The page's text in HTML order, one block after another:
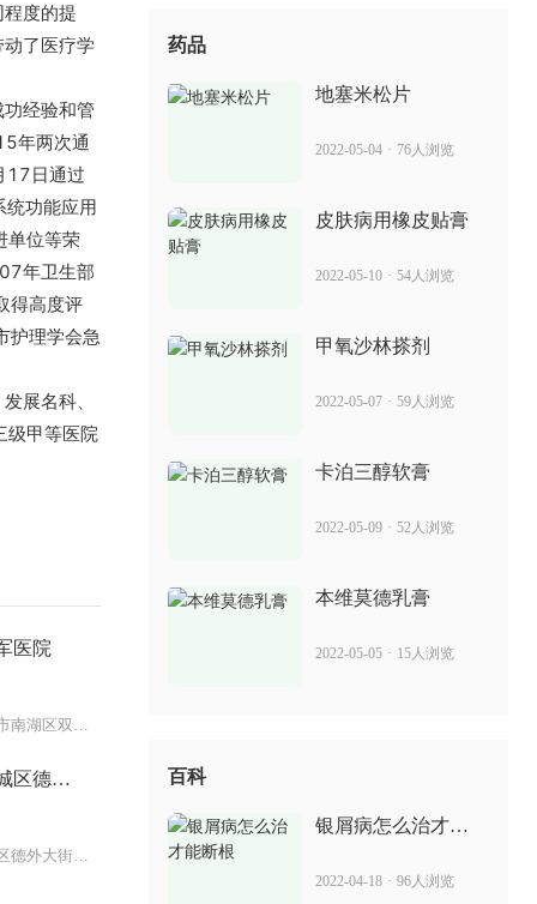
度的提
了医疗学
经验和管
年两次通
日通过
功能应用
位等荣
年卫生部
得高度评
护理学会急
展名科、
级甲等医院
医院
浙江省嘉兴市南湖区双园路309号(
区德胜
北京市西城区德外大街34号
紫椒癣酊治银屑病 治疗银屑病的效果
药品
地塞米松片
2022-05-04 · 76人浏览
皮肤病用橡皮贴膏
2022-05-10 · 54人浏览
甲氧沙林搽剂
2022-05-07 · 59人浏览
卡泊三醇软膏
2022-05-09 · 52人浏览
本维莫德乳膏
2022-05-05 · 15人浏览
百科
银屑病怎么治才能
2022-04-18 · 96人浏览